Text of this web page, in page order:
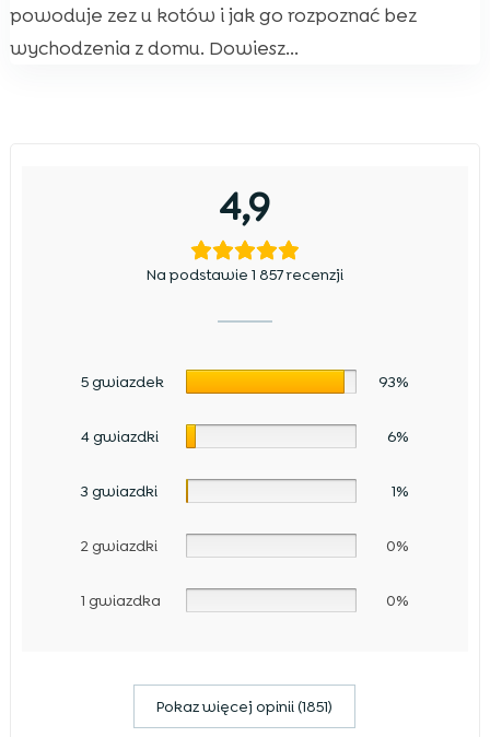
powoduje zez u kotów i jak go rozpoznać bez
wychodzenia z domu. Dowiesz...
4,9
Na podstawie 1 857 recenzji
5 gwiazdek 93%
4 gwiazdki 6%
3 gwiazdki 1%
2 gwiazdki 0%
1 gwiazdka 0%
Pokaz więcej opinii (1851)